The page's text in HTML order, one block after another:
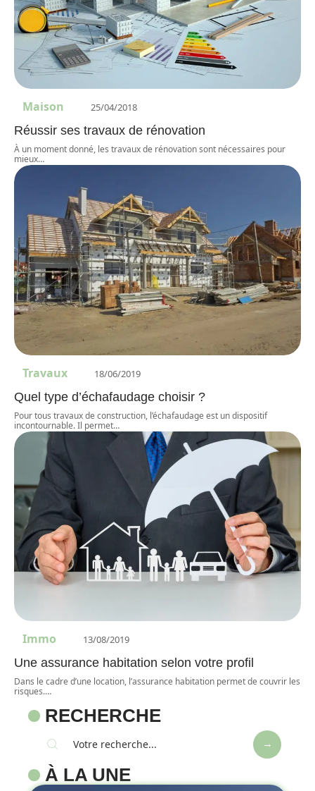
Maison 25/04/2018
Réussir ses travaux de rénovation
À un moment donné, les travaux de rénovation sont nécessaires pour
mieux…
Travaux 18/06/2019
Quel type d’échafaudage choisir ?
Pour tous travaux de construction, l’échafaudage est un dispositif
incontournable. Il permet…
Immo 13/08/2019
Une assurance habitation selon votre profil
Dans le cadre d’une location, l’assurance habitation permet de couvrir les
risques.…
RECHERCHE
À LA UNE